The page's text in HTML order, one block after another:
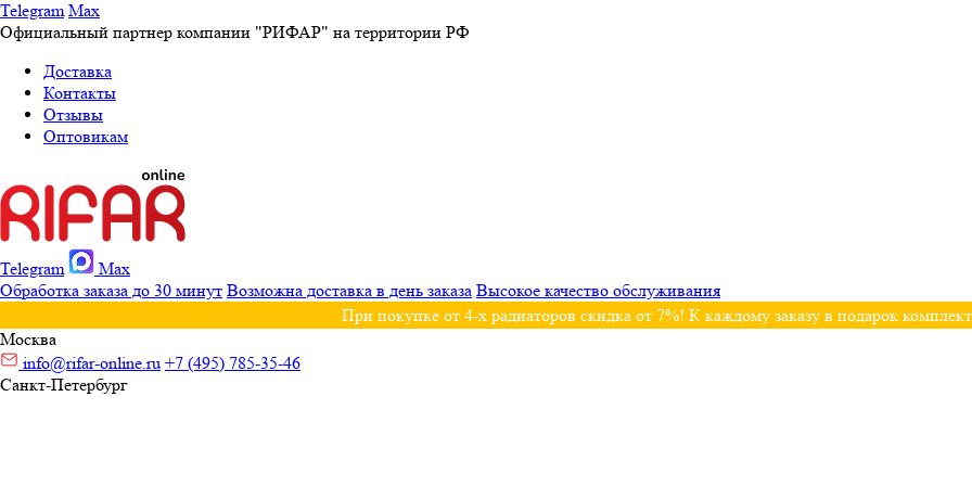
Telegram Max
Официальный партнер компании "РИФАР" на территории РФ
Доставка
Контакты
Отзывы
Оптовикам
Telegram
Max
Обработка заказа до 30 минут Возможна доставка в день заказа Высокое качество обслуживания
При покупке от 4-х радиаторов скидка от 7%! К каждому заказу в подарок
Москва
info@rifar-online.ru +7 (495) 785-35-46
Санкт-Петербург